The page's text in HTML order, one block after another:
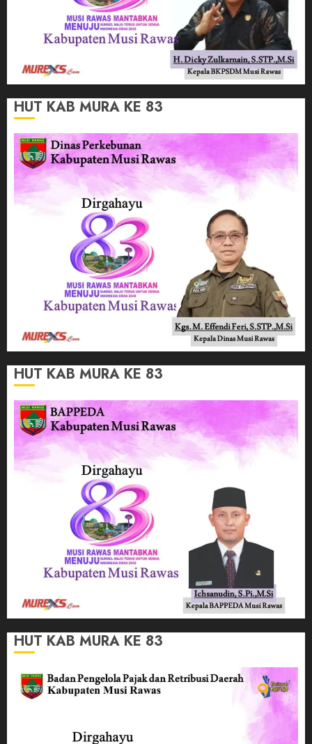
HUT KAB MURA KE 83
HUT KAB MURA KE 83
HUT KAB MURA KE 83